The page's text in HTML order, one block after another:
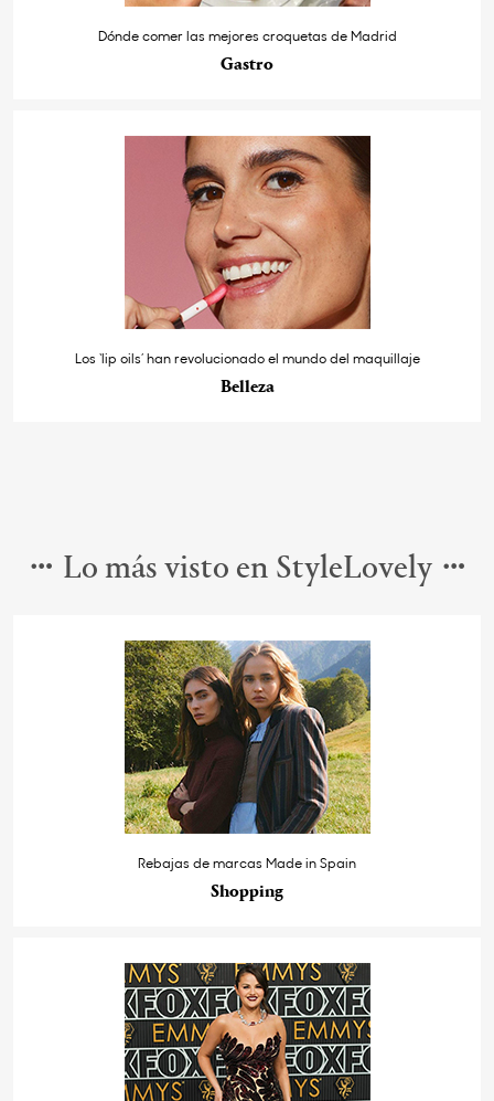
Dónde comer las mejores croquetas de Madrid
Gastro
Los ‘lip oils’ han revolucionado el mundo del maquillaje
Belleza
Lo más visto en StyleLovely
Rebajas de marcas Made in Spain
Shopping